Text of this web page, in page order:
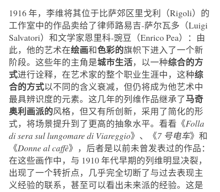
1916 年，李维将其位于比萨郊区里戈利（Rigoli）的
工作室中的作品卖给了律师路易吉-萨尔瓦多（Luigi
Salvatori）和文学家恩里科-豌豆（Enrico Pea）：由
此，他的艺术在绘画和色彩的旗帜下进入了一个新
阶段。这些年的主角是城市生活，以一种综合的方
式进行诠释，在艺术家的整个职业生涯中，这种综
合的方式以不同的含义衰减，但仍将成为他艺术中
最具辨识度的元素。这几年的列维作品继承了马奇
奥利画派的风格，但又有所创新，采用了简化的形
式，将场景提升到了更高的抽象水平。看看《Folla
di sera sul lungomare di Viareggio》、《7 号电车》和
《Donne al caffè》，后者是以前未曾发表过的作品：
在这些画作中，与 1910 年代早期的列维明显决裂，
出现了一个转折点，几乎完全切断了与过去表现主
义经验的联系，甚至可以看出未来派的经验。这是